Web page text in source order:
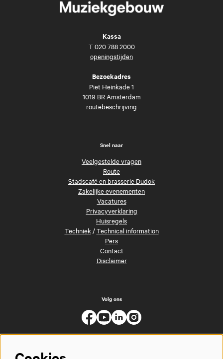
Kassa
T 020 788 2000
openingstijden
Bezoekadres
Piet Heinkade 1
1019 BR Amsterdam
routebeschrijving
Snel naar
Veelgestelde vragen
Route
Stadscafé en brasserie Dudok
Zakelijke evenementen
Vacatures
Privacyverklaring
Huisregels
Techniek/Technical information
Pers
Contact
Disclaimer
Volg ons